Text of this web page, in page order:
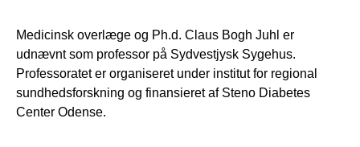
Medicinsk overlæge og Ph.d. Claus Bogh Juhl er
udnævnt som professor på Sydvestjysk Sygehus.
Professoratet er organiseret under institut for regional
sundhedsforskning og finansieret af Steno Diabetes
Center Odense.